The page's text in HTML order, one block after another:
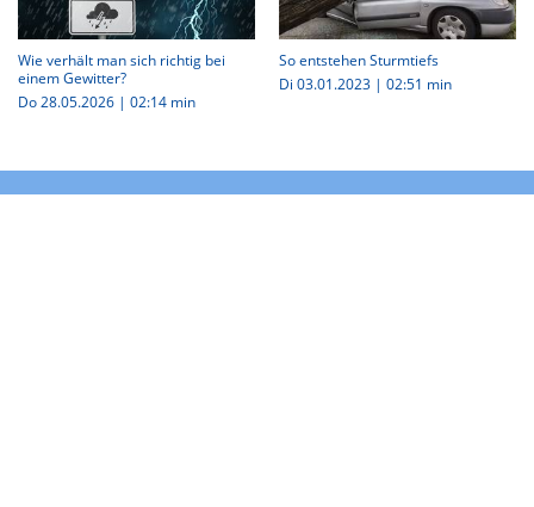
Wie verhält man sich richtig bei
einem Gewitter?
Do 28.05.2026 | 02:14 min
So entstehen Sturmtiefs
Di 03.01.2023 | 02:51 min